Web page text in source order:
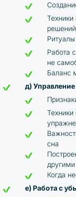
решений
Ритуалы
Работа
не
Баланс
д)
сна
Когда
е) Работа с